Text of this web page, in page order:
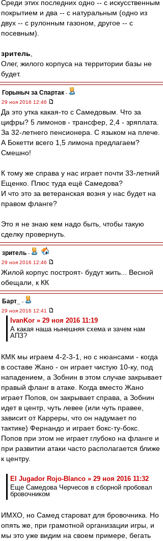
Среди этих последних одно -- с искусственным
покрытием и два -- с натуральным (одно из
двух -- с рулонным газоном, другое -- с
посевным).
зритель
Олег, жилого корпуса на территории базы не
будет.
Горыныч за Спартак -
29 ноя 2016 12:46
Да это утка какая-то с Самедовым. Что за
цифры? 5 лимонов - трансфер, 2,4 - зряплата.
За 32-летнего пенсионера. С языком на плече.
А Бокетти всего 1,5 лимона предлагаем?
Смешно!
К тому же справа у нас играет почти 33-летний
Ещенко. Плюс туда ещё Самедова?
И что это за ветеранская возня у нас будет на
правом фланге?
Это я не знаю кем надо быть, чтобы такую
сделку провернуть.
зpитель -
29 ноя 2016 12:46
Жилой корпус построят- будут жить... Весной
обещали, к КК
Барт_
-
29 ноя 2016 12:41
IvanKor » 29 ноя 2016 11:19
А какая наша нынешняя схема и зачем нам
АПЗ?
КМК мы играем 4-2-3-1, но с нюансами - когда
в составе Жано - он играет чистую 10-ку, под
нападением, а Зобнин в этом случае закрывает
правый фланг в атаке. Когда вместо Жано
играет Попов, он закрывает справа, а Зобнин
идет в центр, чуть левее (или чуть правее,
зависит от Карреры, что он надумает по
тактике) Фернандо и играет бокс-ту-бокс.
Попов при этом не играет глубоко на фланге и
при развитии атаки часто располагается ближе
к центру.
El Jugador Rojo-Blanco » 29 ноя 2016 11:32
Еще Самедова Черчесов в сборной пробовал
бровочником
ИМХО, но Самед староват для бровочника. Но
опять же, при грамотной организации игры, и
мы это уже видим на своем примере, бегать